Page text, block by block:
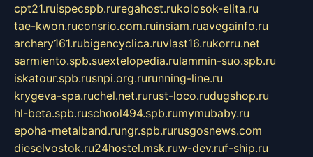
cpt21.ruispecspb.ruregahost.rukolosok-elita.ru
tae-kwon.ruconsrio.com.ruinsiam.ruavegainfo.ru
archery161.rubigencyclica.ruvlast16.rukorru.net
sarmiento.spb.suextelopedia.rulammin-suo.spb.ru
iskatour.spb.rusnpi.org.rurunning-line.ru
krygeva-spa.ruchel.net.rurust-loco.rudugshop.ru
hl-beta.spb.ruschool494.spb.rumymubaby.ru
epoha-metalband.rungr.spb.rurusgosnews.com
dieselvostok.ru24hostel.msk.ruw-dev.ruf-ship.ru